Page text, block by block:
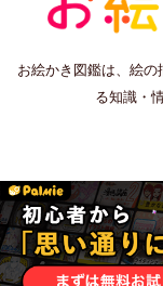
お絵かき図鑑は、絵
る知識・